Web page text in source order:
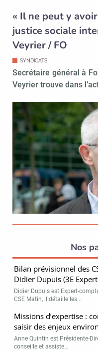
« Il ne peut y
justice sociale
Veyrier / FO
SYNDICATS
Secrétaire général à
Veyrier trouve dans
Nos
Bilan prévisionnel des
Didier Dupuis (3E
Didier Dupuis est Expert-
CSE Matin, il détaille les...
Missions d’expertise :
saisir des enjeux
Anne Quintin est Présidente-
conseille et assiste...